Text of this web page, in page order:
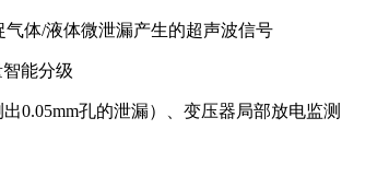
体/液体微泄漏产生的超声波信号
能分级
0.05mm孔的泄漏）、变压器局部放电监测